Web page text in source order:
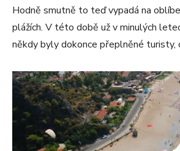
Hodně smutně to teď vypadá na
plážích. V této době už v minulých
někdy byly dokonce přeplněné turisty,